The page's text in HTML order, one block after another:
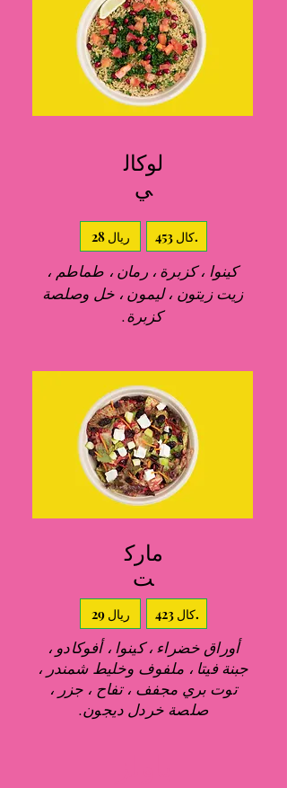
لوكال
ي
28 ريال 453 كال.
كينوا ، كزبرة ، رمان ، طماطم ،
زيت زيتون ، ليمون ، خل وصلصة
كزبرة.
مارك
ت
29 ريال 423 كال.
أوراق خضراء ، كينوا ، أفوكادو ،
جبنة فيتا ، ملفوف وخليط شمندر ،
توت بري مجفف ، تفاح ، جزر ،
صلصة خردل ديجون.